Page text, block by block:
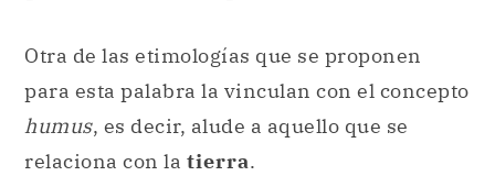
Otra de las etimologías que se proponen
para esta palabra la vinculan con el concepto
humus, es decir, alude a aquello que se
relaciona con la tierra.